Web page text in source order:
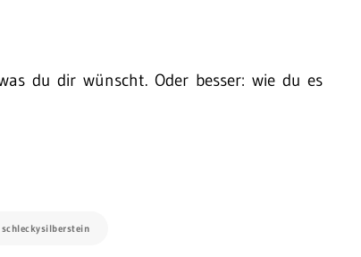
du dir wünscht. Oder besser: wie du es